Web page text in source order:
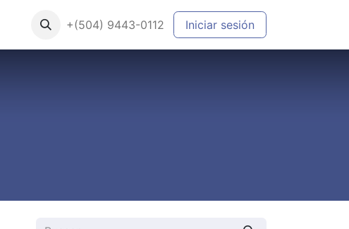
+(504) 9443-0112 Iniciar sesión